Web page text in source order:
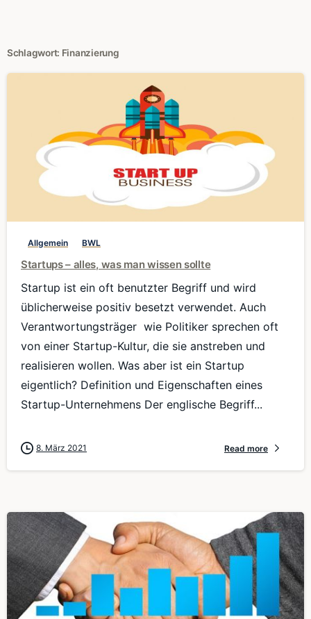
Schlagwort: Finanzierung
Allgemein BWL
Startups – alles, was man wissen sollte
Startup ist ein oft benutzter Begriff und wird
üblicherweise positiv besetzt verwendet. Auch
Verantwortungsträger wie Politiker sprechen oft
von einer Startup-Kultur, die sie anstreben und
realisieren wollen. Was aber ist ein Startup
eigentlich? Definition und Eigenschaften eines
Startup-Unternehmens Der englische Begriff...
8. März 2021 Read more